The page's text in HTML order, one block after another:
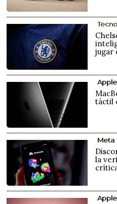
jugar
Apple
táctil
Meta
la
Apple